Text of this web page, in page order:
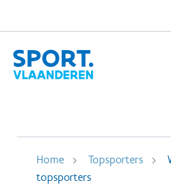
Home Topsporters
topsporters